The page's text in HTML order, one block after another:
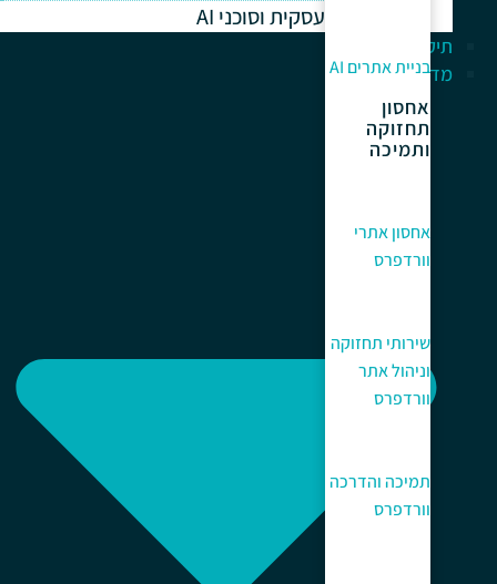
בניית אתרים AI
אחסון
תחזוקה
ותמיכה
אחסון אתרי
וורדפרס
שירותי תחזוקה
וניהול אתר
וורדפרס
תמיכה והדרכה
וורדפרס
אוטומציה עסקית וסוכני AI
תיק עבודות
מדריך למתחלים